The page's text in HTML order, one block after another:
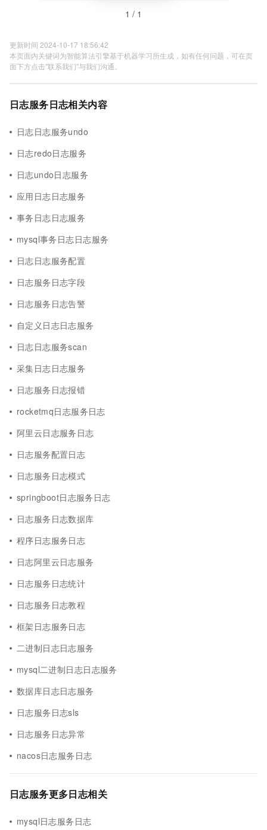
1 / 1
更新时间 2024-10-17 18:56:42
本页面内关键词为智能算法引擎基于机器学习所生成，如有任何问题，可在页
面下方点击"联系我们"与我们沟通。
日志服务日志相关内容
日志日志服务undo
日志redo日志服务
日志undo日志服务
应用日志日志服务
事务日志日志服务
mysql事务日志日志服务
日志日志服务配置
日志服务日志字段
日志服务日志告警
自定义日志日志服务
日志日志服务scan
采集日志日志服务
日志服务日志报错
rocketmq日志服务日志
阿里云日志服务日志
日志服务配置日志
日志服务日志模式
springboot日志服务日志
日志服务日志数据库
程序日志服务日志
日志阿里云日志服务
日志服务日志统计
日志服务日志教程
框架日志服务日志
二进制日志日志服务
mysql二进制日志日志服务
数据库日志日志服务
日志服务日志sls
日志服务日志异常
nacos日志服务日志
日志服务更多日志相关
mysql日志服务日志